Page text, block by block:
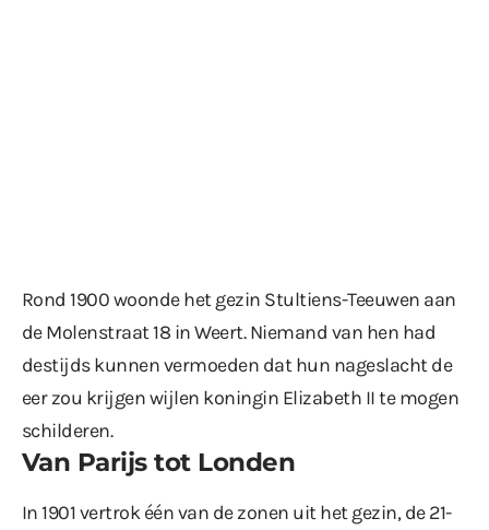
Rond 1900 woonde het gezin Stultiens-Teeuwen aan
de Molenstraat 18 in Weert. Niemand van hen had
destijds kunnen vermoeden dat hun nageslacht de
eer zou krijgen wijlen koningin Elizabeth II te mogen
schilderen.
Van Parijs tot Londen
In 1901 vertrok één van de zonen uit het gezin, de 21-